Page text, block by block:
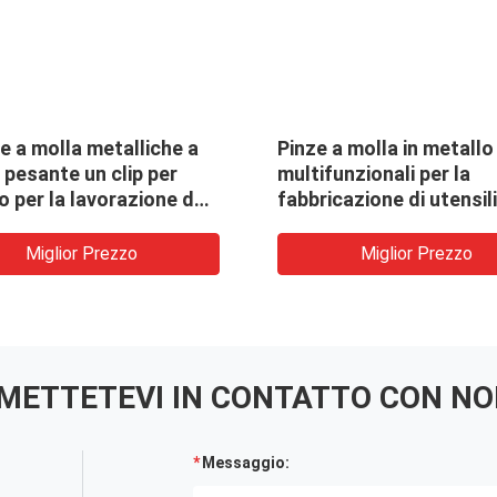
a molla metalliche a
un clip per
per la lavorazione del
Miglior Prezzo
Pinze a molla in metallo
multifunzionali per la
fabbricazione di
Miglior Prezzo
IN ​​CONTATTO CON
Messaggio: